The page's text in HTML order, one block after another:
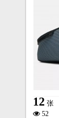
12 张
52